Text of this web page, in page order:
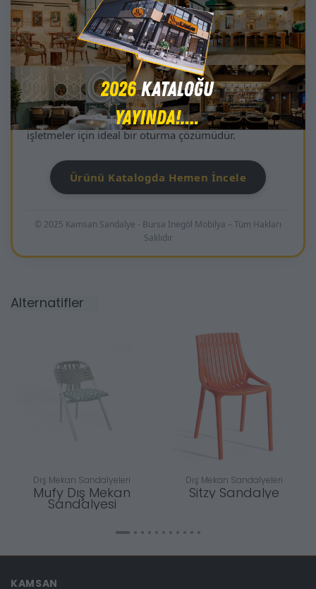
bahçeleri ve havuz kenarı gibi yoğun kullanılan
alanlarda uzun süreli kullanım için uygundur. Hafif
yapısı taşıma kolaylığı sağlarken, döşeme oturumu
konforu artırır.
Modern dekorasyon çizgisine uyumlu, sade ve güçlü
bir tasarım sunan Zebra; dış mekân projelerinde
estetik, pratiklik ve dayanıklılığı bir arada arayan
işletmeler için ideal bir oturma çözümüdür.
Ürünü Katalogda Hemen İncele
© 2025 Kamsan Sandalye - Bursa İnegöl Mobilya – Tüm Hakları
Saklıdır
Alternatifler
Dış Mekan Sandalyeleri
Mufy Dış Mekan
Sandalyesi
Dış Mekan Sandalyeleri
Sitzy Sandalye
KAMSAN